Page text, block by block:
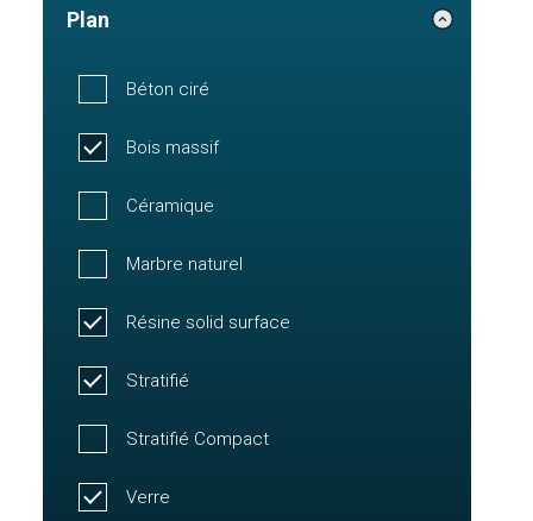
Plan
Béton ciré
Bois massif
Céramique
Marbre naturel
Résine solid surface
Stratifié
Stratifié Compact
Verre